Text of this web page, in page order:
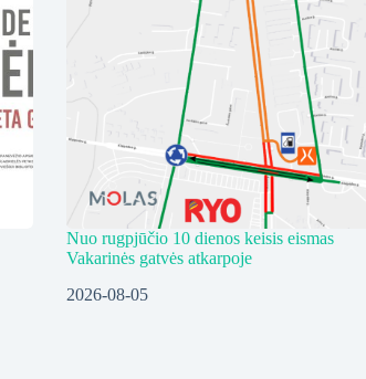
Nuo rugpjūčio 10 dienos keisis eismas
Vakarinės gatvės atkarpoje
2026-08-05